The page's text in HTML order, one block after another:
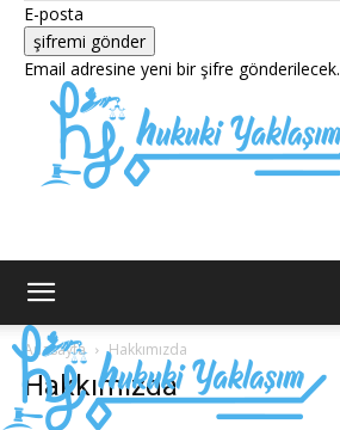
E-posta
Email adresine yeni bir şifre gönderilecek.
Anasayfa Hakkımızda
Hakkımızda